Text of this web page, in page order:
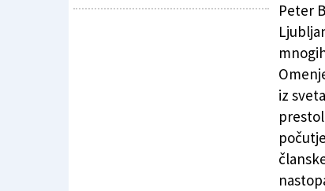
Jadranovo predstavitev spremljale
Peter
iz